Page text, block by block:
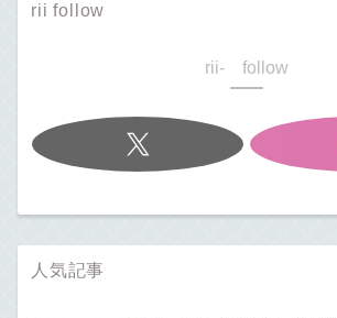
rii follow
rii- follow
人気記事